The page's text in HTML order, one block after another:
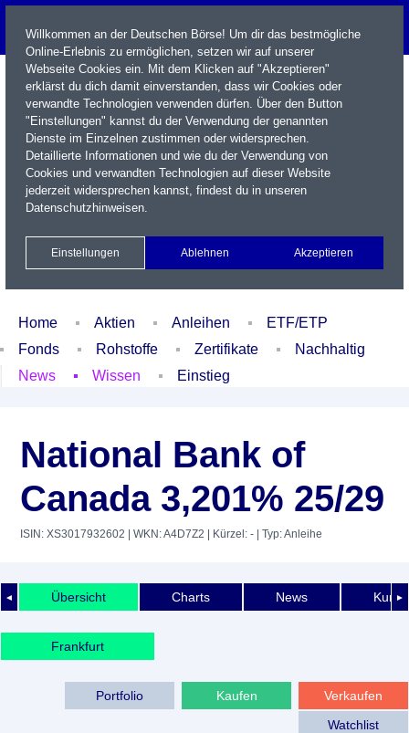
Name / WKN / ISIN / Kürzel
Xetra Realtime
Watchlist Portfolio Login
Home Aktien Anleihen
ETF/ETP
Fonds
Rohstoffe Zertifikate
Nachhaltig
News
Wissen Einstieg
National Bank of
Canada 3,201% 25/29
ISIN: XS3017932602 | WKN: A4D7Z2 | Kürzel: - | Typ: Anleihe
◄ ►
Übersicht Charts News
Frankfurt
Verkaufen
Kaufen
Portfolio
Watchlist
Willkommen an der Deutschen Börse! Um dir das bestmögliche
Online-Erlebnis zu ermöglichen, setzen wir auf unserer
Webseite Cookies ein. Mit dem Klicken auf "Akzeptieren"
erklärst du dich damit einverstanden, dass wir Cookies oder
verwandte Technologien verwenden dürfen. Über den Button
"Einstellungen" kannst du der Verwendung der genannten
Dienste im Einzelnen zustimmen oder widersprechen.
Detaillierte Informationen und wie du der Verwendung von
Cookies und verwandten Technologien auf dieser Website
jederzeit widersprechen kannst, findest du in unseren
Datenschutzhinweisen.
Einstellungen Ablehnen Akzeptieren